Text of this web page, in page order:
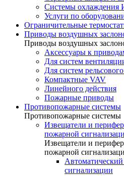
Системы охлаждения
Услуги по
Ограничительные
Приводы воздушных
Приводы воздушных
Аксессуары к
Для систем
Для систем
Компактные VAV
Линейного действия
Пожарные приводы
Противопожарные системы
Противопожарные системы
Извещатели и
пожарной
Извещатели и
пожарной
сигнализации